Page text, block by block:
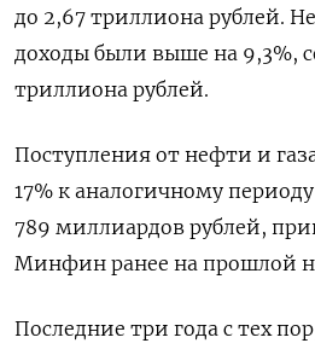
до 2,67 триллиона рублей.
доходы были выше на 9,3%,
триллиона рублей.
Поступления от нефти и
17% к аналогичному
789 миллиардов рублей,
Минфин ранее на прошлой
Последние три года с тех